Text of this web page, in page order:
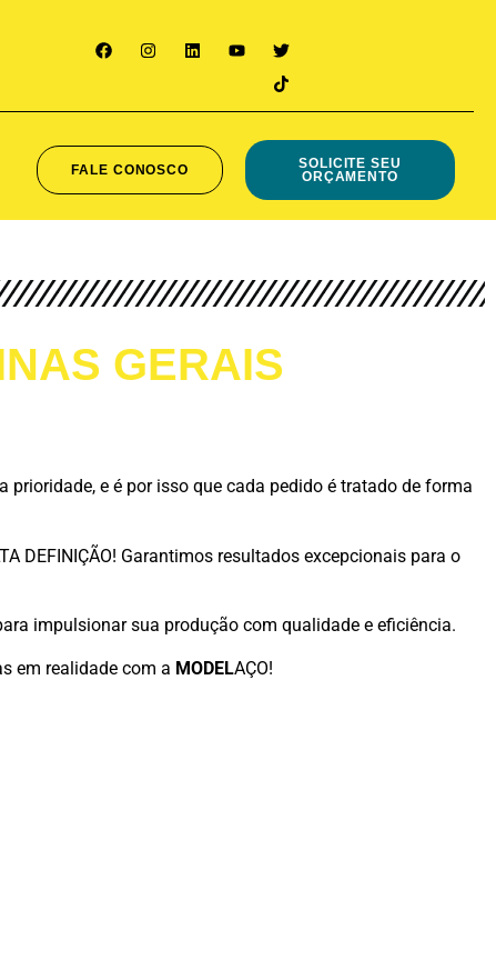
FALE CONOSCO
SOLICITE SEU
ORÇAMENTO
GERAIS
e é por isso que cada pedido é tratado de forma
DEFINIÇÃO! Garantimos resultados excepcionais para o
impulsionar sua produção com qualidade e eficiência.
em realidade com a MODELAÇO!